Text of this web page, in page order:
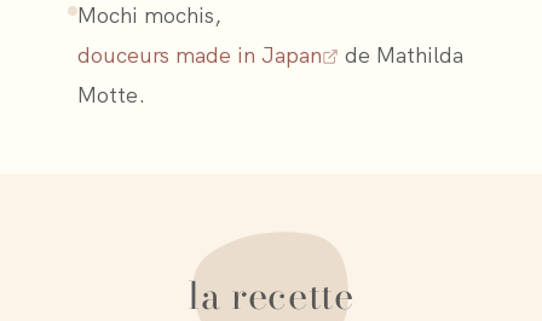
Mochi mochis,
douceurs made in Japan
de Mathilda
Motte.
la recette